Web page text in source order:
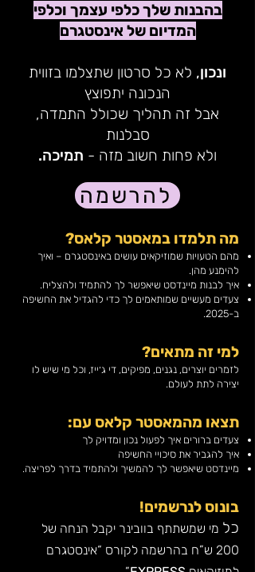
בהבנות שלך כלפי עצמך וכלפי
המדיום של אינסטגרם
ונכון, לא כל סרטון שתצלמו בזווית
הנכונה יתפוצץ
אבל זה תהליך שכולל התמדה,
סבלנות
ולא פחות חשוב מזה - תמיכה.
מה תלמדו במאסטר קלאס?
מהם הטעויות שמוזיקאים עושים באינסטגרם – ואיך
להימנע מהן.
איך לבנות מיינדסט שיאפשר לך להתמיד ולהצליח.
צעדים מעשיים שמותאמים לך כדי להגדיל את החשיפה
ב-2025.
למי זה מתאים?
לזמרים יוצרים, נגנים, מפיקים, די ג׳ייז, וכל מי שיש לו
יצירה לתת לעולם.
תצאו מהמאסטר קלאס עם:
צעדים ברורים איך לפעול נכון ומדויק לך
איך להגביר את סיכויי החשיפה
מיינדסט שיאפשר לך להמשיך ולהתמיד בדרך לפריצה.
בונוס לנרשמים!
כל מי שמשתתף בוובינר יקבל הנחה של
200 ש”ח בהרשמה לקורס “אינסטגרם
להרשמה